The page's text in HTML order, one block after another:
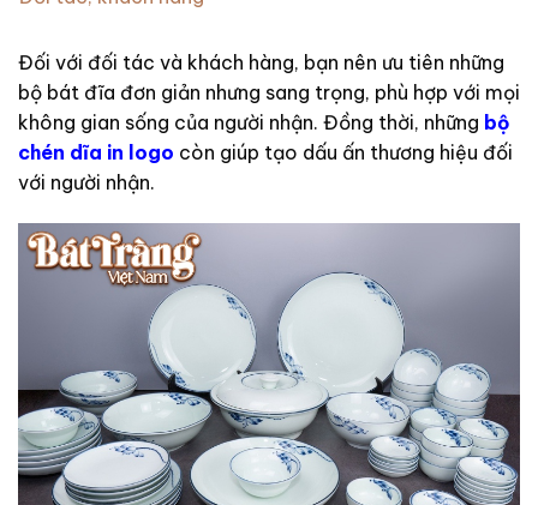
Đối với đối tác và khách hàng, bạn nên ưu tiên những
bộ bát đĩa đơn giản nhưng sang trọng, phù hợp với mọi
không gian sống của người nhận. Đồng thời, những bộ
chén dĩa in logo còn giúp tạo dấu ấn thương hiệu đối
với người nhận.